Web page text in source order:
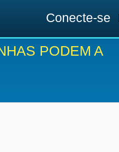
Conecte-se
PODEM A